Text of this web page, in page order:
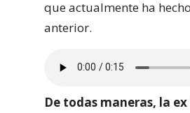
que actualmente ha
anterior.
De todas maneras, la